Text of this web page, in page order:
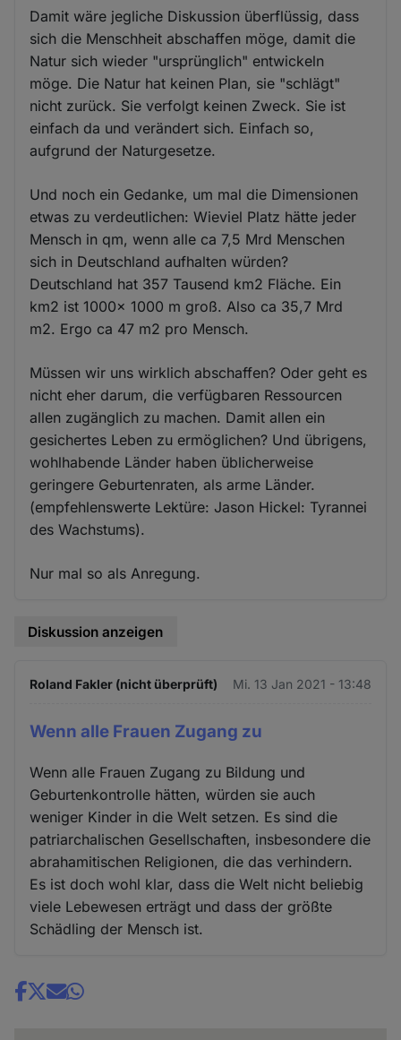
Damit wäre jegliche Diskussion überflüssig, dass
sich die Menschheit abschaffen möge, damit die
Natur sich wieder "ursprünglich" entwickeln
möge. Die Natur hat keinen Plan, sie "schlägt"
nicht zurück. Sie verfolgt keinen Zweck. Sie ist
einfach da und verändert sich. Einfach so,
aufgrund der Naturgesetze.
Und noch ein Gedanke, um mal die Dimensionen
etwas zu verdeutlichen: Wieviel Platz hätte jeder
Mensch in qm, wenn alle ca 7,5 Mrd Menschen
sich in Deutschland aufhalten würden?
Deutschland hat 357 Tausend km2 Fläche. Ein
km2 ist 1000x 1000 m groß. Also ca 35,7 Mrd
m2. Ergo ca 47 m2 pro Mensch.
Müssen wir uns wirklich abschaffen? Oder geht es
nicht eher darum, die verfügbaren Ressourcen
allen zugänglich zu machen. Damit allen ein
gesichertes Leben zu ermöglichen? Und übrigens,
wohlhabende Länder haben üblicherweise
geringere Geburtenraten, als arme Länder.
(empfehlenswerte Lektüre: Jason Hickel: Tyrannei
des Wachstums).
Nur mal so als Anregung.
Diskussion anzeigen
Roland Fakler (nicht überprüft) Mi. 13 Jan 2021 - 13:48
Wenn alle Frauen Zugang zu
Wenn alle Frauen Zugang zu Bildung und
Geburtenkontrolle hätten, würden sie auch
weniger Kinder in die Welt setzen. Es sind die
patriarchalischen Gesellschaften, insbesondere die
abrahamitischen Religionen, die das verhindern.
Es ist doch wohl klar, dass die Welt nicht beliebig
viele Lebewesen erträgt und dass der größte
Schädling der Mensch ist.
Share